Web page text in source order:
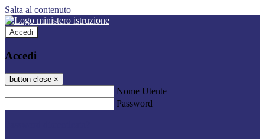
Salta al contenuto
Accedi
Accedi
button close ×
Nome Utente
Password